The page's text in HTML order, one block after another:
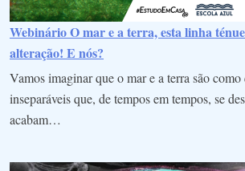
Webinário O mar e a terra, esta linha
alteração! E nós?
Vamos imaginar que o mar e a terra são
inseparáveis que, de tempos em tempos, se
acabam…